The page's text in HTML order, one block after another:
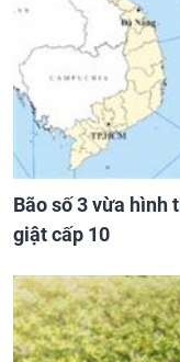
Bão số 3 vừa hình
giật cấp 10